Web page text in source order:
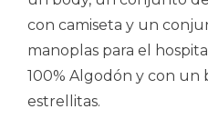
con camiseta y un
manoplas para el
100% Algodón y con un
estrellitas.